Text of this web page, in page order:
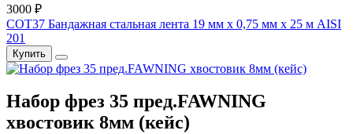
3000 ₽
COT37 Бандажная стальная лента 19 мм x 0,75 мм x 25 м AISI
201
Купить
Набор фрез 35 пред.FAWNING
хвостовик 8мм (кейс)